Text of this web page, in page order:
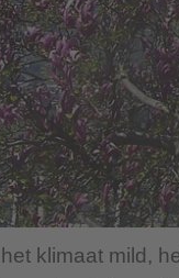
klimaat mild,